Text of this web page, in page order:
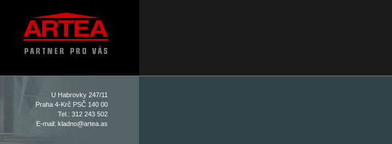
U Habrovky 247/11
Praha 4-Krč PSČ 140 00
Tel.: 312 243 502
E-mail: kladno@artea.as